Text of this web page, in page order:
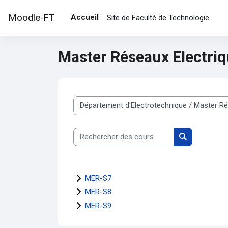
Moodle-FT Accueil Site de Faculté de Technologie
Master Réseaux
Catégories de cours
Rechercher des cours
Rechercher
MER-S7
MER-S8
MER-S9